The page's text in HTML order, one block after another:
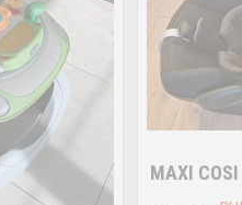
MAXI COSI